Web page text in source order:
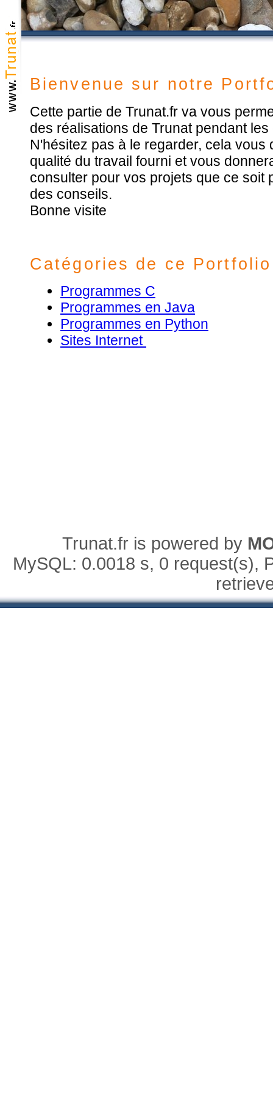
Bienvenue sur notre
Cette partie de Trunat.fr va vous
des réalisations de Trunat pendant
N'hésitez pas à le regarder, cela vous
qualité du travail fourni et vous
consulter pour vos projets que ce soit
des conseils.
Bonne visite
Catégories de ce
Programmes C
Programmes en Java
Programmes en Python
Sites Internet
Trunat.fr is powered by
MySQL: 0.0018 s, 0 request(s),